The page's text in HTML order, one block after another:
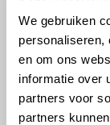
We gebruiken
personaliseren,
en om ons
informatie over
partners voor
partners
1.4
SX4 S-